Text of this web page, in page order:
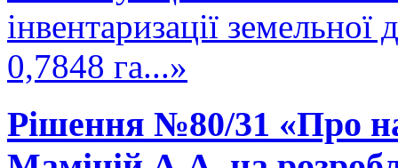
інвентаризації
0,7848 га...»
Рішення №80/31 «Про